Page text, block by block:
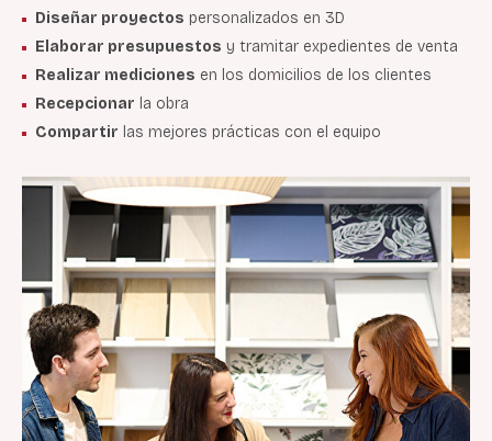
Diseñar proyectos personalizados en 3D
Elaborar presupuestos y tramitar expedientes de venta
Realizar mediciones en los domicilios de los clientes
Recepcionar la obra
Compartir las mejores prácticas con el equipo